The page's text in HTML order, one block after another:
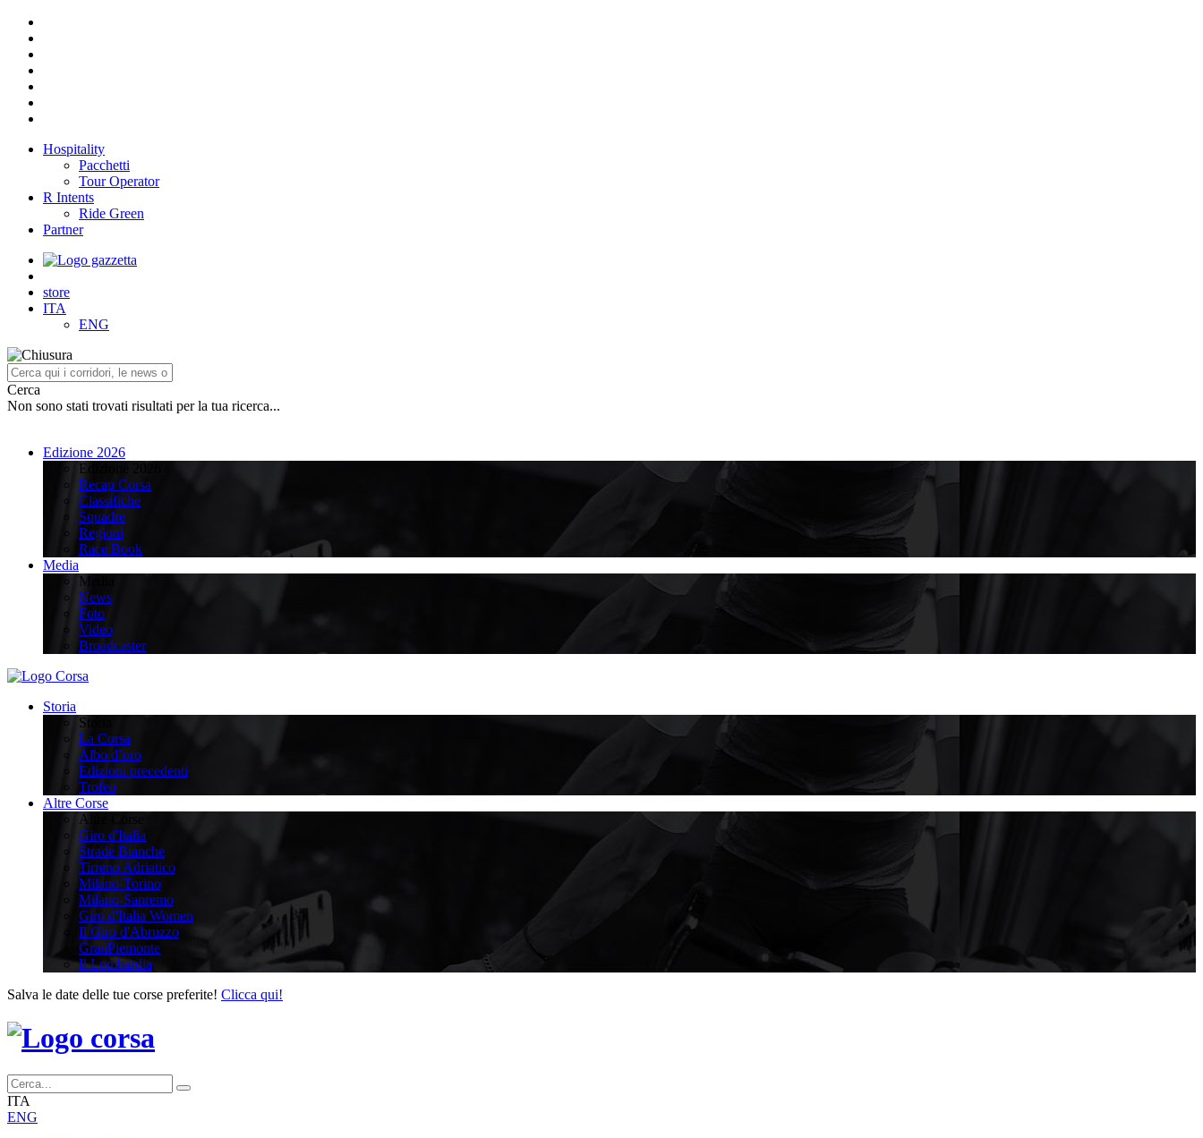
Hospitality
Pacchetti
Tour Operator
R Intents
Ride Green
Partner
store
ITA
ENG
Cerca
Non sono stati trovati risultati per la tua ricerca...
Edizione 2026
Edizione 2026
Recap Corsa
Classifiche
Squadre
Regioni
Race Book
Media
Media
News
Foto
Video
Broadcaster
Storia
Storia
La Corsa
Albo d’oro
Edizioni precedenti
Trofeo
Altre Corse
Altre Corse
Giro d'Italia
Strade Bianche
Tirreno Adriatico
Milano-Torino
Milano-Sanremo
Giro d'Italia Women
Il Giro d'Abruzzo
GranPiemonte
Il Lombardia
Salva le date delle tue corse preferite! Clicca qui!
ITA
ENG